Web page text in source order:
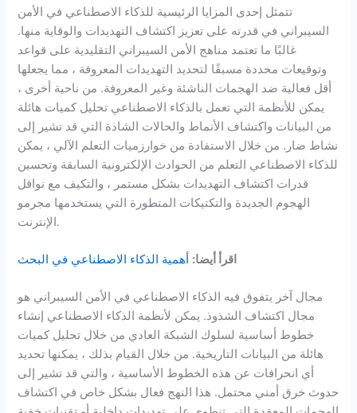
تتمثل إحدى المزايا الرئيسية للذكاء الاصطناعي في الأمن
السيبراني في قدرته على تعزيز اكتشاف التهديدات والوقاية منها.
غالبًا ما تعتمد مناهج الأمن السيبراني التقليدية على قواعد
وتوقيعات محددة مسبقًا لتحديد التهديدات المعروفة ، مما يجعلها
أقل فعالية ضد الهجمات الناشئة وغير المعروفة. من ناحية أخرى ،
يمكن للأنظمة التي تعمل بالذكاء الاصطناعي تحليل كميات هائلة
من البيانات واكتشاف الأنماط والحالات الشاذة التي قد تشير إلى
نشاط ضار. من خلال الاستفادة من خوارزميات التعلم الآلي ، يمكن
للذكاء الاصطناعي التعلم من الحوادث الإلكترونية السابقة وتحسين
قدرات اكتشاف التهديدات بشكل مستمر ، والتكيف مع نواقل
الهجوم الجديدة والتكتيكات المتطورة التي يستخدمها مجرمو
الإنترنت.
اقرأ أيضا: أهمية الذكاء الاصطناعي في البحث
مجال آخر يتفوق فيه الذكاء الاصطناعي في الأمن السيبراني هو
مجال اكتشاف الشذوذ. يمكن لأنظمة الذكاء الاصطناعي إنشاء
خطوط أساسية لسلوك الشبكة العادي من خلال تحليل كميات
هائلة من البيانات التاريخية. من خلال القيام بذلك ، يمكنها تحديد
أي انحرافات عن هذه الخطوط الأساسية ، والتي قد تشير إلى
حدوث خرق أمني محتمل. هذا النهج فعال بشكل خاص في اكتشاف